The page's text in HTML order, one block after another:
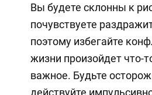
Вы будете склонны к
почувствуете
поэтому избегайте
жизни произойдет что-
важное. Будьте
действуйте